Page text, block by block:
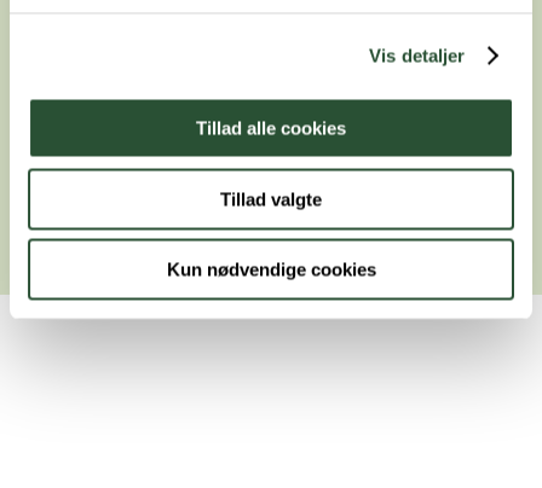
Vis detaljer
Tillad alle cookies
Tillad valgte
Kun nødvendige cookies
Forsikring af kæledyr